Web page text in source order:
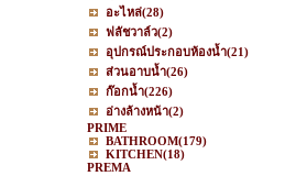
อะไหล่(28)
ฟลัชวาล์ว(2)
อุปกรณ์ประกอบห้องน้ำ(21)
ส่วนอาบน้ำ(26)
ก๊อกน้ำ(226)
อ่างล้างหน้า(2)
PRIME
BATHROOM(179)
KITCHEN(18)
PREMA